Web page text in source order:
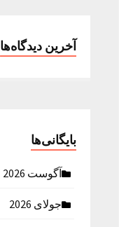
آخرین دیدگاه‌ها
بایگانی‌ها
آگوست 2026
جولای 2026